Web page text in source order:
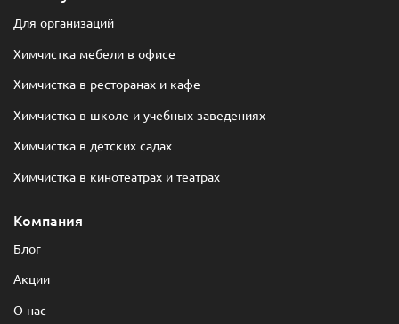
Для организаций
Химчистка мебели в офисе
Химчистка в ресторанах и кафе
Химчистка в школе и учебных заведениях
Химчистка в детских садах
Химчистка в кинотеатрах и театрах
Компания
Блог
Акции
О нас